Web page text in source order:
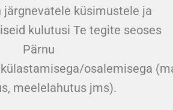
järgnevatele küsimustele ja
kulutusi Te tegite seoses
Pärnu
osalemisega
meelelahutus jms).